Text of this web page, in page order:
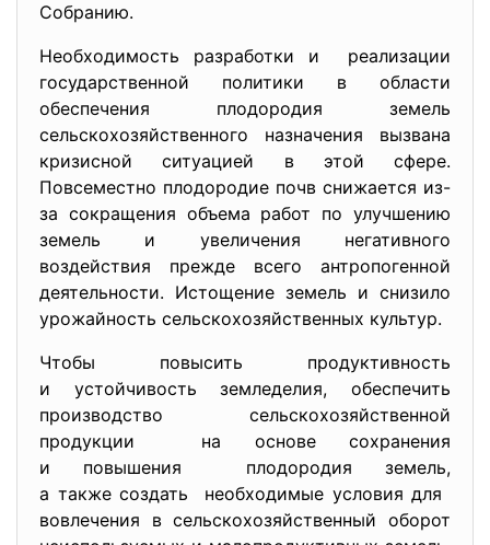
Собранию.
Необходимость разработки и реализации
государственной политики в области
обеспечения плодородия земель
сельскохозяйственного назначения вызвана
кризисной ситуацией в этой сфере.
Повсеместно плодородие почв снижается из-
за сокращения объема работ по улучшению
земель и увеличения негативного
воздействия прежде всего антропогенной
деятельности. Истощение земель и снизило
урожайность сельскохозяйственных культур.
Чтобы повысить продуктивность
и устойчивость земледелия, обеспечить
производство сельскохозяйственной
продукции на основе сохранения
и повышения плодородия земель,
а также создать необходимые условия для
вовлечения в сельскохозяйственный оборот